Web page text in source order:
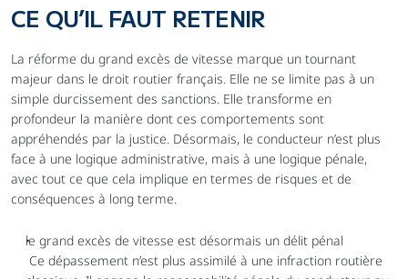
CE QU’IL FAUT RETENIR
La réforme du grand excès de vitesse marque un tournant
majeur dans le droit routier français. Elle ne se limite pas à un
simple durcissement des sanctions. Elle transforme en
profondeur la manière dont ces comportements sont
appréhendés par la justice. Désormais, le conducteur n’est plus
face à une logique administrative, mais à une logique pénale,
avec tout ce que cela implique en termes de risques et de
conséquences à long terme.
le grand excès de vitesse est désormais un délit pénal